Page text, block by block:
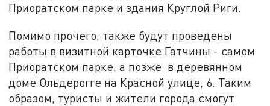
Приоратском парке и здания Круглой Риги.
Помимо прочего, также будут проведены
работы в визитной карточке Гатчины - самом
Приоратском парке, а позже в деревянном
доме Ольдерогге на Красной улице, 6. Таким
образом, туристы и жители города смогут